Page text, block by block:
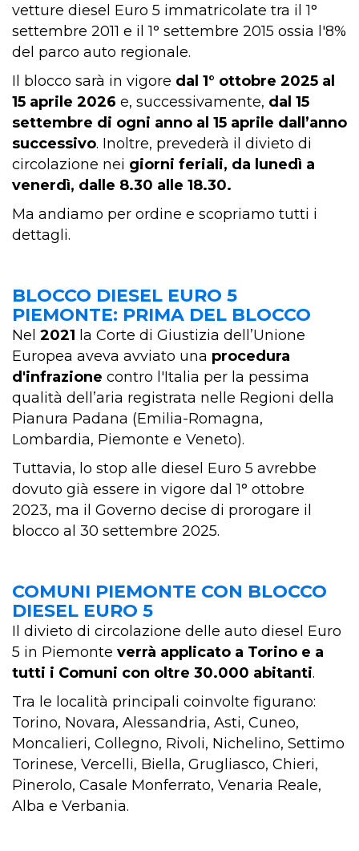
vetture diesel Euro 5 immatricolate tra il 1°
settembre 2011 e il 1° settembre 2015 ossia l'8%
del parco auto regionale.
Il blocco sarà in vigore dal 1° ottobre 2025 al
15 aprile 2026 e, successivamente, dal 15
settembre di ogni anno al 15 aprile dall’anno
successivo. Inoltre, prevederà il divieto di
circolazione nei giorni feriali, da lunedì a
venerdì, dalle 8.30 alle 18.30.
Ma andiamo per ordine e scopriamo tutti i
dettagli.
BLOCCO DIESEL EURO 5
PIEMONTE: PRIMA DEL BLOCCO
Nel 2021 la Corte di Giustizia dell’Unione
Europea aveva avviato una procedura
d'infrazione contro l'Italia per la pessima
qualità dell’aria registrata nelle Regioni della
Pianura Padana (Emilia-Romagna,
Lombardia, Piemonte e Veneto).
Tuttavia, lo stop alle diesel Euro 5 avrebbe
dovuto già essere in vigore dal 1° ottobre
2023, ma il Governo decise di prorogare il
blocco al 30 settembre 2025.
COMUNI PIEMONTE CON BLOCCO
DIESEL EURO 5
Il divieto di circolazione delle auto diesel Euro
5 in Piemonte verrà applicato a Torino e a
tutti i Comuni con oltre 30.000 abitanti.
Tra le località principali coinvolte figurano:
Torino, Novara, Alessandria, Asti, Cuneo,
Moncalieri, Collegno, Rivoli, Nichelino, Settimo
Torinese, Vercelli, Biella, Grugliasco, Chieri,
Pinerolo, Casale Monferrato, Venaria Reale,
Alba e Verbania.